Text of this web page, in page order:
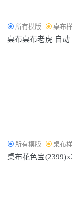
所有模版 桌布
桌布桌布老虎 自动
所有模版 桌布
桌布花色宝